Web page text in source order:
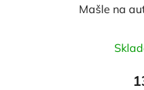
Mašle na